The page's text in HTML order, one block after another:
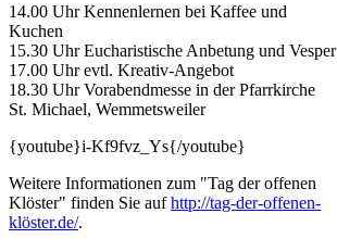
14.00 Uhr Kennenlernen bei Kaffee und
Kuchen
15.30 Uhr Eucharistische Anbetung und Vesper
17.00 Uhr evtl. Kreativ-Angebot
18.30 Uhr Vorabendmesse in der Pfarrkirche
St. Michael, Wemmetsweiler
{youtube}i-Kf9fvz_Ys{/youtube}
Weitere Informationen zum "Tag der offenen
Klöster" finden Sie aufhttp://tag-der-offenen-
klöster.de/.